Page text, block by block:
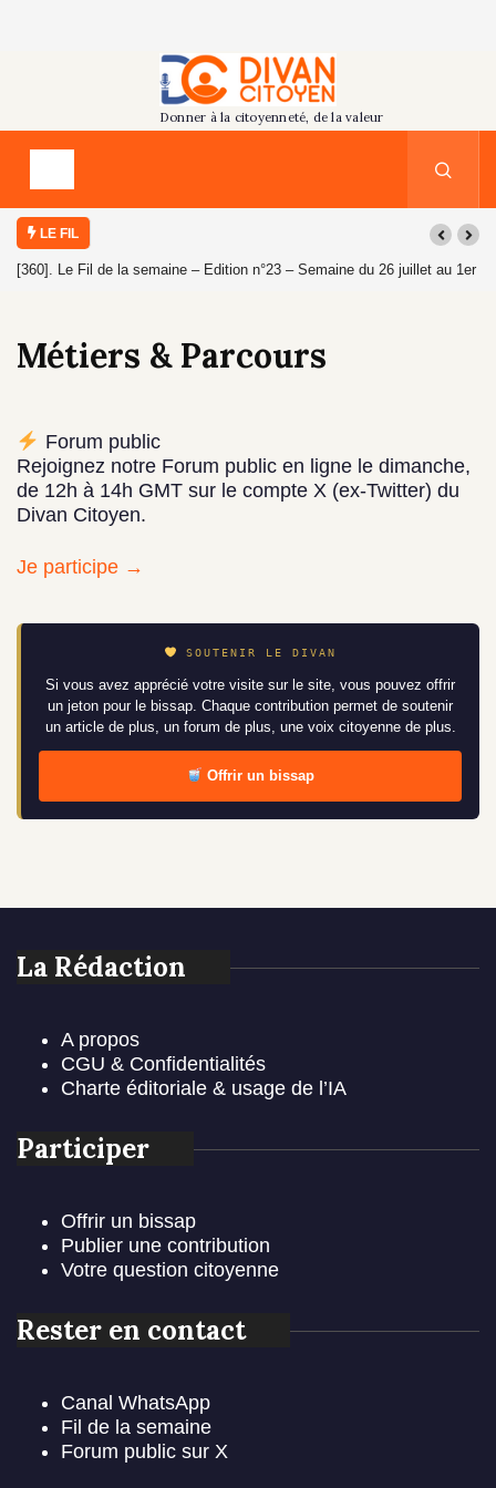
LE FIL
[360]. Le Fil de la semaine – Edition n°23 – Semaine du 26 juillet au 1er
Métiers & Parcours
Forum public
Rejoignez notre Forum public en ligne le dimanche,
de 12h à 14h GMT sur le compte X (ex-Twitter) du
Divan Citoyen.
Je participe →
SOUTENIR LE DIVAN
Si vous avez apprécié votre visite sur le site, vous pouvez offrir
un jeton pour le bissap. Chaque contribution permet de soutenir
un article de plus, un forum de plus, une voix citoyenne de plus.
Offrir un bissap
La Rédaction
A propos
CGU & Confidentialités
Charte éditoriale & usage de l’IA
Participer
Offrir un bissap
Publier une contribution
Votre question citoyenne
Rester en contact
Canal WhatsApp
Fil de la semaine
Forum public sur X